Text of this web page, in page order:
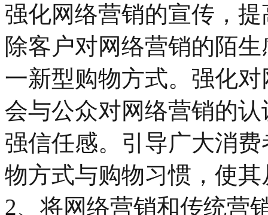
强化网络营销的宣传，
除客户对网络营销的陌
一新型购物方式。强化
会与公众对网络营销的
强信任感。引导广大消
物方式与购物习惯，使
2、将网络营销和传统营